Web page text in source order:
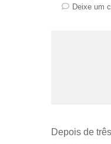
Deixe um
Depois de